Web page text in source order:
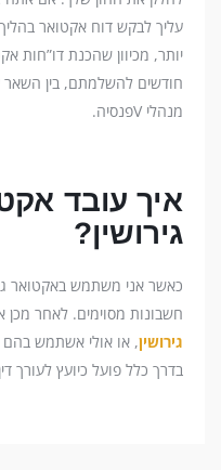
עליך לבקש דוח אקטואר
יותר, מכיוון שהכנת דו”חות
חודשים להשלמתם, בין השאר
מנהלי Vפנסיה.
איך עובד
גירושין?
כאשר אני משתמש באקטואר
חשבונות מסוימים. לאחר
גירושין, או אולי אשתמש בהם
בדרך כלל פועל כיועץ לעורך דין